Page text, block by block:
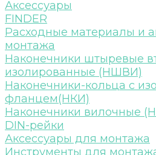
Аксессуары
FINDER
Расходные материалы и
монтажа
Наконечники штыревые
изолированные (НШВИ)
Наконечники-кольца с
фланцем(НКИ)
Наконечники вилочные
DIN-рейки
Аксессуары для монтажа
Инструменты для